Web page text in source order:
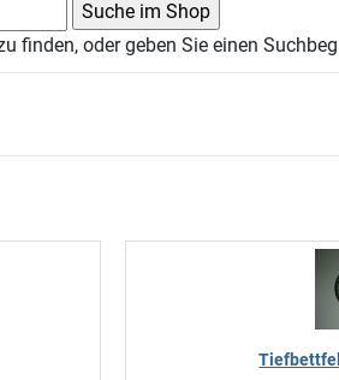
finden, oder geben Sie einen